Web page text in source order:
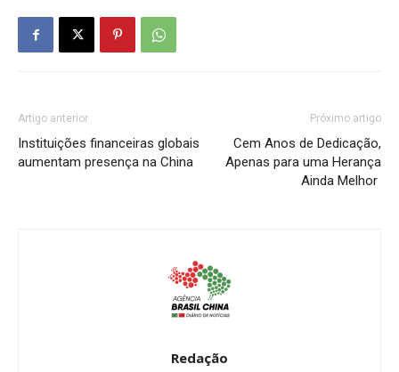
Artigo anterior
Instituições financeiras globais
aumentam presença na China
Próximo artigo
Cem Anos de Dedicação,
Apenas para uma Herança
Ainda Melhor
Redação